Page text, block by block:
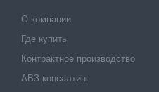
О компании
Где купить
Контрактное производство
АВЗ консалтинг